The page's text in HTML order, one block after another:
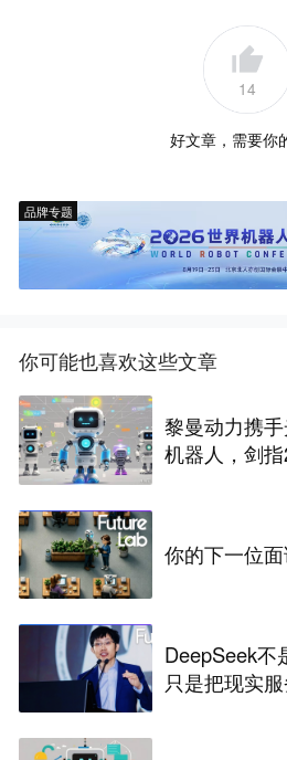
14
好文章，需要你
品牌专题
你可能也喜欢这些文章
黎曼动力携
机器人，剑
你的下一位
DeepSeek不
只是把现实